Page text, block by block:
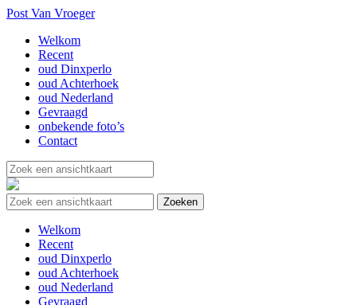
Post Van Vroeger
Welkom
Recent
oud Dinxperlo
oud Achterhoek
oud Nederland
Gevraagd
onbekende foto’s
Contact
Welkom
Recent
oud Dinxperlo
oud Achterhoek
oud Nederland
Gevraagd